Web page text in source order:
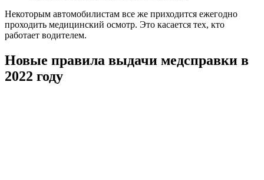
Некоторым автомобилистам все же приходится ежегодно
проходить медицинский осмотр. Это касается тех, кто
работает водителем.
Новые правила выдачи медсправки в
2022 году